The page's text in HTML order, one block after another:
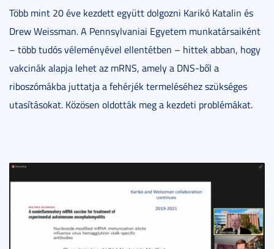
Több mint 20 éve kezdett együtt dolgozni Karikó Katalin és
Drew Weissman. A Pennsylvaniai Egyetem munkatársaiként
– több tudós véleményével ellentétben – hittek abban, hogy
vakcinák alapja lehet az mRNS, amely a DNS-ből a
riboszómákba juttatja a fehérjék termeléséhez szükséges
utasításokat. Közösen oldották meg a kezdeti problémákat.